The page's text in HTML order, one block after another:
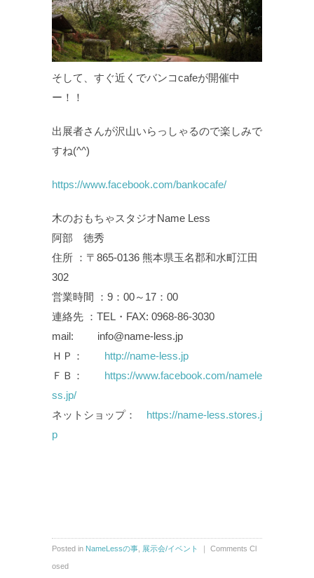
そして、すぐ近くでバンコcafeが開催中
ー！！
出展者さんが沢山いらっしゃるので楽しみで
すね(^^)
https://www.facebook.com/bankocafe/
木のおもちゃスタジオName Less
阿部 徳秀
住所 ：〒865-0136 熊本県玉名郡和水町江田
302
営業時間 ：9：00～17：00
連絡先 ：TEL・FAX: 0968-86-3030
mail: info@name-less.jp
ＨＰ： http://name-less.jp
ＦＢ： https://www.facebook.com/namele
ss.jp/
ネットショップ： https://name-less.stores.j
p
Posted in NameLessの事 展示会/イベント Comments Cl
osed